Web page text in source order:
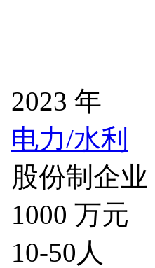
2023 年
电力/水利
股份制企业
1000 万元
10-50人